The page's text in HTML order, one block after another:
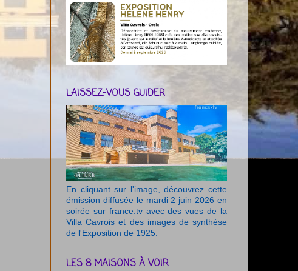
LAISSEZ-VOUS GUIDER
En cliquant sur l'image, découvrez cette
émission diffusée le mardi 2 juin 2026 en
soirée sur france.tv avec des vues de la
Villa Cavrois et des images de synthèse
de l'Exposition de 1925.
LES 8 MAISONS À VOIR